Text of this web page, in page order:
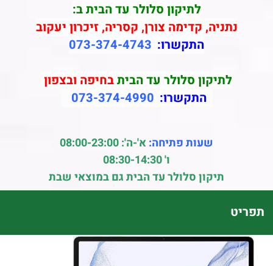
לתיקון סלולר עד הבית ב:
נתניה, קדימה צורן, קסריה, זיכרון יעקוב
התקשרו: 073-374-4743
לתיקון סלולר עד הביתבחיפה ובצפון
התקשרו: 073-374-4990
שעות פתיחה:א'-ה': 08:00-23:00
ו' 08:30-14:30
תיקון סלולר עד הבית גם במוצאי שבת
תפריט